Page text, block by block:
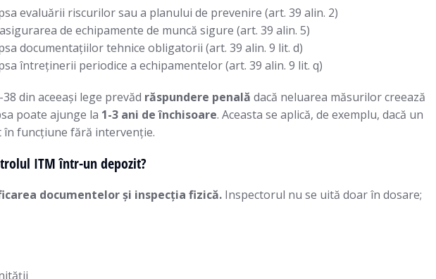
evaluării riscurilor sau a planului de prevenire (art. 39 alin. 2)
de echipamente de muncă sigure (art. 39 alin. 5)
documentațiilor tehnice obligatorii (art. 39 alin. 9 lit. d)
întreținerii periodice a echipamentelor (art. 39 alin. 9 lit. q)
din aceeași lege prevăd răspundere penală dacă neluarea măsurilor creează
poate ajunge la 1-3 ani de închisoare. Aceasta se aplică, de exemplu, dacă un
funcțiune fără intervenție.
ITM într-un depozit?
documentelor și inspecția fizică. Inspectorul nu se uită doar în dosare;